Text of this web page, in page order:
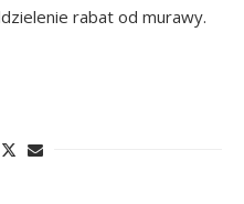
rabat od murawy.